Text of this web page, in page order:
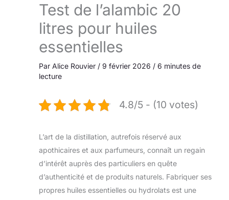
Test de l’alambic 20
litres pour huiles
essentielles
Par Alice Rouvier / 9 février 2026 / 6 minutes de
lecture
4.8/5 - (10 votes)
L’art de la distillation, autrefois réservé aux
apothicaires et aux parfumeurs, connaît un regain
d’intérêt auprès des particuliers en quête
d’authenticité et de produits naturels. Fabriquer ses
propres huiles essentielles ou hydrolats est une